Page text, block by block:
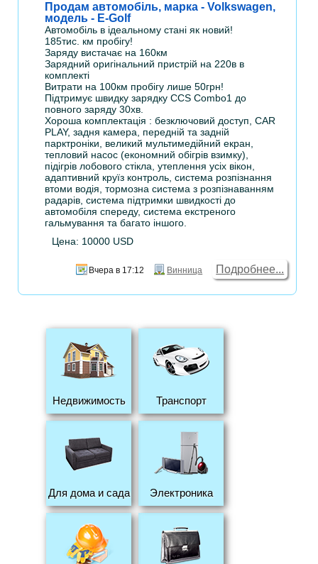
Продам автомобіль, марка - Volkswagen,
модель - E-Golf
Автомобіль в ідеальному стані як новий!
185тис. км пробігу!
Заряду вистачає на 160км
Зарядний оригінальний пристрій на 220в в
комплекті
Витрати на 100км пробігу лише 50грн!
Підтримує швидку зарядку CCS Combo1 до
повного заряду 30хв.
Хороша комплектація : безключовий доступ, CAR
PLAY, задня камера, передній та задній
парктроніки, великий мультимедійний екран,
тепловий насос (економний обігрів взимку),
підігрів лобового стікла, утеплення усіх вікон,
адаптивний круїз контроль, система розпізнання
втоми водія, тормозна система з розпізнаванням
радарів, система підтримки швидкості до
автомобіля спереду, система екстреного
гальмування та багато іншого.
Цена: 10000 USD
Вчера в 17:12 Винница Подробнее...
Недвижимость Транспорт
Для дома и сада Электроника